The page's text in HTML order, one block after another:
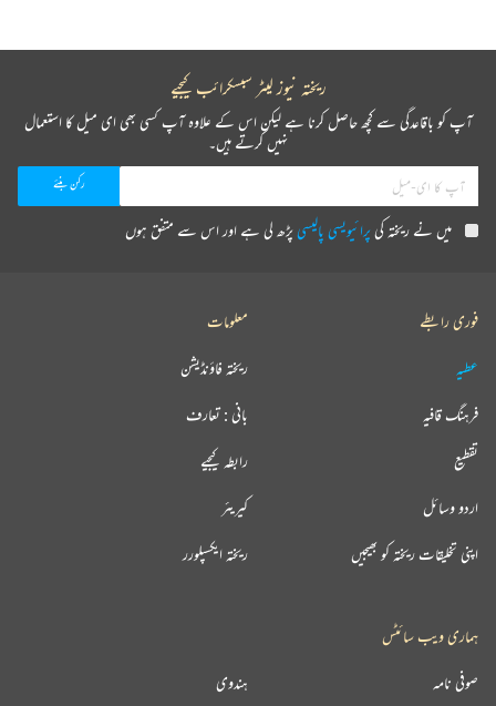
ریختہ نیوز لیٹر سبسکرائب کیجیے
آپ کو باقاعدگی سے کچھ حاصل کرنا ہے لیکن اس کے علاوہ آپ کسی بھی ای میل کا استعمال
نہیں کرتے ہیں۔
میں نے ریختہ کیپرائیویسی پالیسیپڑھ لی ہے اور اس سے متفق ہوں
فوری رابطے
عطیہ
فرہنگ قافیہ
تقطیع
اردو وسائل
اپنی تخلیقات ریختہ کو بھیجیں
معلومات
ریختہ فاؤنڈیشن
بانی : تعارف
رابطہ کیجیے
کیریئر
ریختہ ایکسپلورر
ہماری ویب سائٹس
ہندوی صوفی نامہ